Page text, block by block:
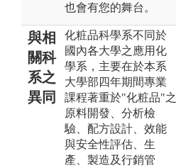
也會有您的舞台。
與相
關科
系之
異同
化粧品科學系不同於
國內各大學之應用化
學系，主要在於本系
大學部四年期間專業
課程著重於"化粧品"之
原料開發、分析檢
驗、配方設計、效能
與安全性評估、生
產、製造及行銷管